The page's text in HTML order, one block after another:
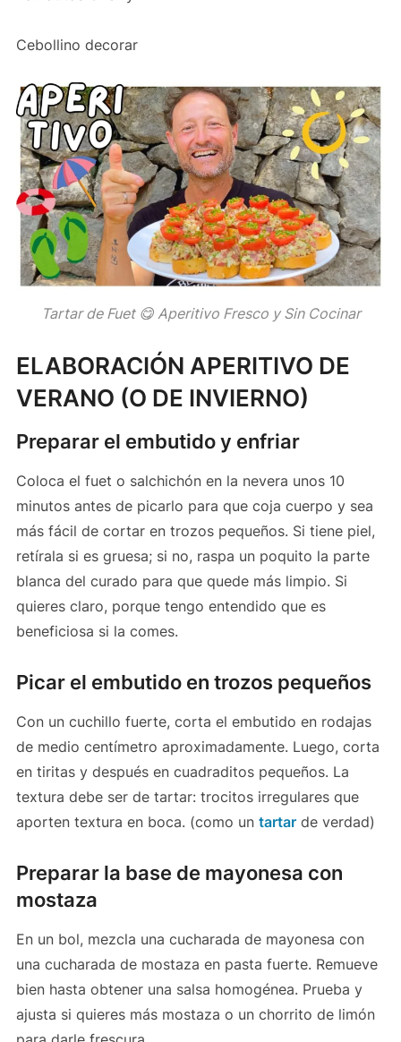
Cebollino decorar
Tartar de Fuet 😋 Aperitivo Fresco y Sin Cocinar
ELABORACIÓN APERITIVO DE
VERANO (O DE INVIERNO)
Preparar el embutido y enfriar
Coloca el fuet o salchichón en la nevera unos 10
minutos antes de picarlo para que coja cuerpo y sea
más fácil de cortar en trozos pequeños. Si tiene piel,
retírala si es gruesa; si no, raspa un poquito la parte
blanca del curado para que quede más limpio. Si
quieres claro, porque tengo entendido que es
beneficiosa si la comes.
Picar el embutido en trozos pequeños
Con un cuchillo fuerte, corta el embutido en rodajas
de medio centímetro aproximadamente. Luego, corta
en tiritas y después en cuadraditos pequeños. La
textura debe ser de tartar: trocitos irregulares que
aporten textura en boca. (como un tartarde verdad)
Preparar la base de mayonesa con
mostaza
En un bol, mezcla una cucharada de mayonesa con
una cucharada de mostaza en pasta fuerte. Remueve
bien hasta obtener una salsa homogénea. Prueba y
ajusta si quieres más mostaza o un chorrito de limón